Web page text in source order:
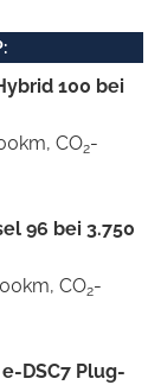
100 bei
CO2-
96 bei 3.750
CO2-
DSC7 Plug-